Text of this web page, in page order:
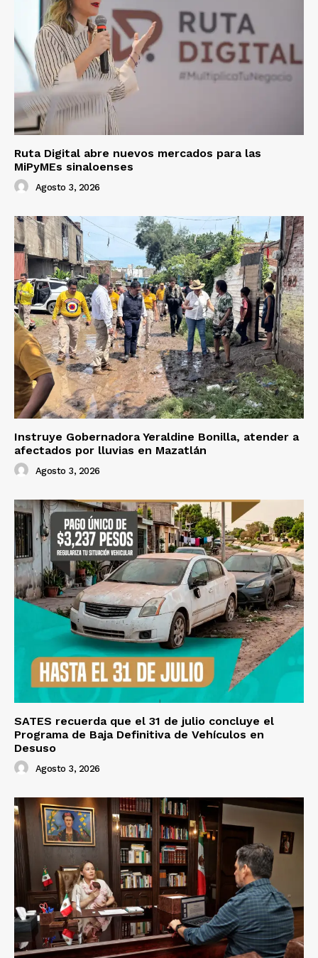
Ruta Digital abre nuevos mercados para las
MiPyMEs sinaloenses
Agosto 3, 2026
Instruye Gobernadora Yeraldine Bonilla, atender a
afectados por lluvias en Mazatlán
Agosto 3, 2026
SATES recuerda que el 31 de julio concluye el
Programa de Baja Definitiva de Vehículos en
Desuso
Agosto 3, 2026